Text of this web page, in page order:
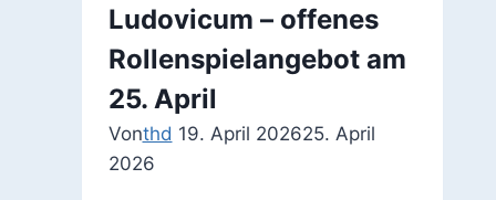
Ludovicum – offenes
Rollenspielangebot am
25. April
Vonthd 19. April 202625. April
2026